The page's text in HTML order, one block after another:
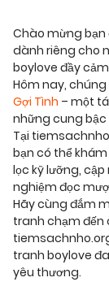
Chào mừng bạn
dành riêng cho
boylove đầy
Hôm nay,
Gợi Tình – một
những cung bậc
Tại
bạn có thể
lọc kỹ lưỡng,
nghiệm đọc
Hãy cùng đắm
tranh chạm đến
tranh boylove
yêu thương.